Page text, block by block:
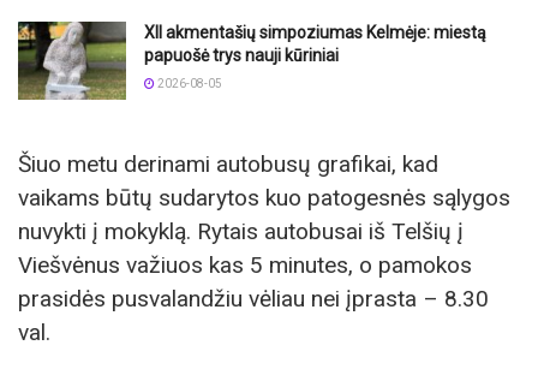
XII akmentašių simpoziumas Kelmėje: miestą
papuošė trys nauji kūriniai
2026-08-05
Šiuo metu derinami autobusų grafikai, kad
vaikams būtų sudarytos kuo patogesnės sąlygos
nuvykti į mokyklą. Rytais autobusai iš Telšių į
Viešvėnus važiuos kas 5 minutes, o pamokos
prasidės pusvalandžiu vėliau nei įprasta – 8.30
val.